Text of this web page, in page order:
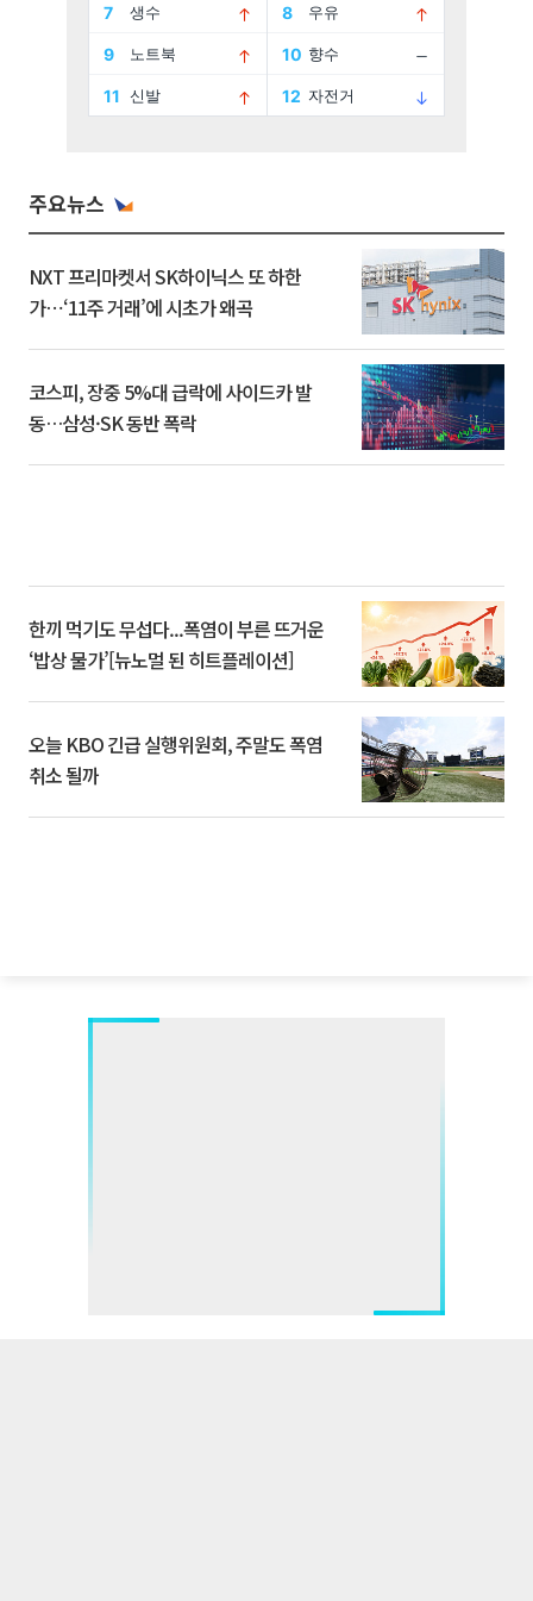
주요뉴스
NXT 프리마켓서 SK하이닉스 또 하한
가⋯‘11주 거래’에 시초가 왜곡
코스피, 장중 5%대 급락에 사이드카 발
동…삼성·SK 동반 폭락
한끼 먹기도 무섭다...폭염이 부른 뜨거운
‘밥상 물가’[뉴노멀 된 히트플레이션]
오늘 KBO 긴급 실행위원회, 주말도 폭염
취소 될까